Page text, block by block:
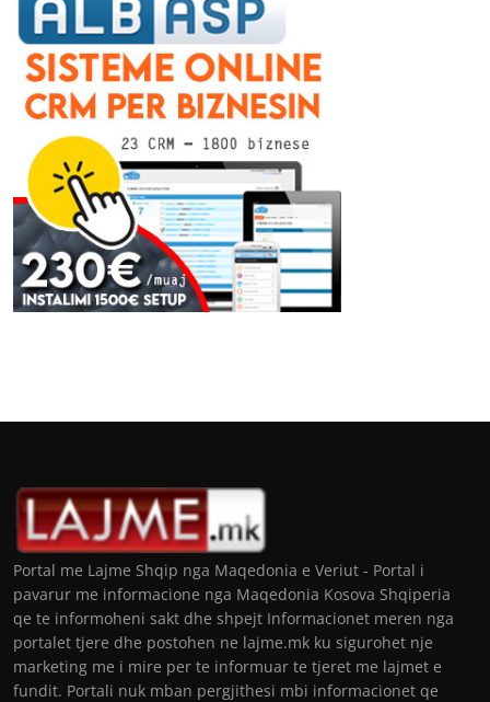
Portal me Lajme Shqip nga Maqedonia e Veriut - Portal i
pavarur me informacione nga Maqedonia Kosova Shqiperia
qe te informoheni sakt dhe shpejt Informacionet meren nga
portalet tjere dhe postohen ne lajme.mk ku sigurohet nje
marketing me i mire per te informuar te tjeret me lajmet e
fundit. Portali nuk mban pergjithesi mbi informacionet qe